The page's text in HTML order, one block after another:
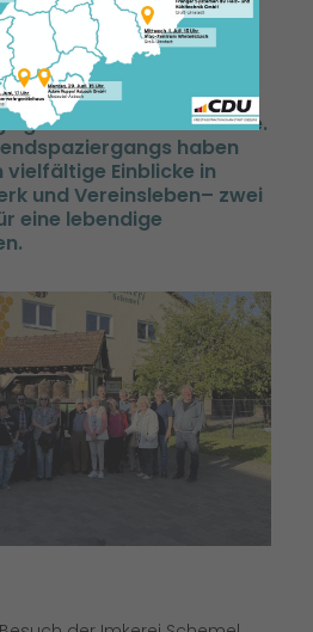
hatte zu diesjährigen
eingeladen, der auf
Auf dem Programm
der Imkerei Schemel
es weiter zum Erlensee.
haben
vielfältige Einblicke in
und Vereinsleben– zwei
eine lebendige